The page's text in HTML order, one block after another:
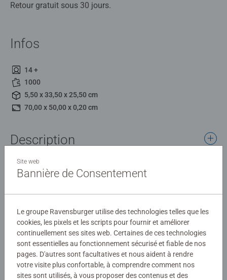
Retour gratuit sous 30 jours.
Infos
14 +
1000
5,50 x 33,50 x 25,50 cm
70,00 x 50,00 x 0,20 cm
Description
Découvrez notre collection de puzzles dédiée aux Régions
de France. Chaque image met en lumière paysages,
la richesse de la France pièce après pièce.
Forte de son savoir-faire dans le livre, la marque Nathan
élabore ses puzzles à partir d'images choisies avec le
plus grand soin, pour leur qualité, leur dimension
symbolique ou les émotions qu'elles suscitent.
Détails
Numéro d'article:
12001879
EAN:
4005555018797
Avertissements et informations du fabricant
Site web
Bannière de Consentement
Le groupe Ravensburger utilise des technologies telles que les
cookies, les pixels et les scripts pour fournir et améliorer
continuellement ses sites web. Certaines de ces technologies
sont essentielles au fonctionnement sécurisé et fiable de nos
pages. D'autres sont facultatives et nous aident à rendre
votre visite plus confortable, à comprendre comment nos
sites sont utilisés, à vous proposer des contenus et des